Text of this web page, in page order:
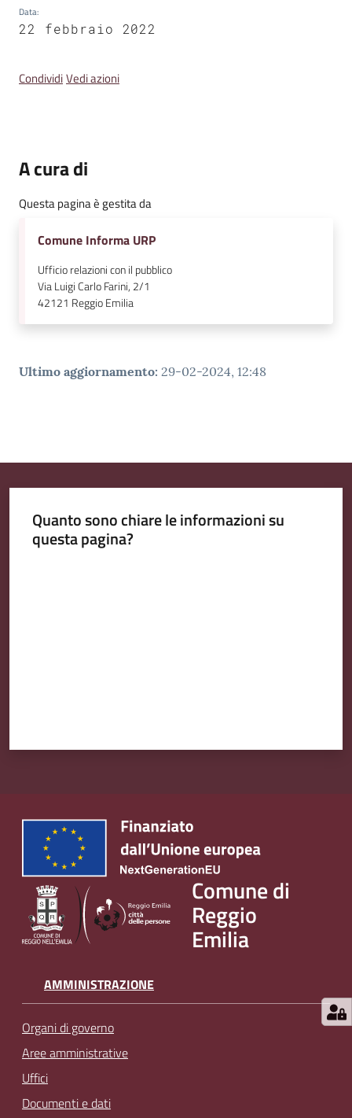
argomenti
u
o
E
Seguici
Data:
22 febbraio 2022
CondividiVedi azioni
A cura di
Questa pagina è gestita da
Comune Informa URP
Ufficio relazioni con il pubblico
Via Luigi Carlo Farini, 2/1
42121 Reggio Emilia
Ultimo aggiornamento: 29-02-2024, 12:48
Quanto sono chiare le informazioni su
questa pagina?
Comune di
Reggio
Emilia
AMMINISTRAZIONE
Organi di governo
Aree amministrative
Uffici
Documenti e dati